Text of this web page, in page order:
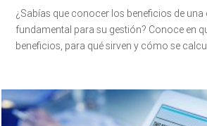
¿Sabías que conocer los beneficios de una
fundamental para su gestión? Conoce en
beneficios, para qué sirven y cómo se